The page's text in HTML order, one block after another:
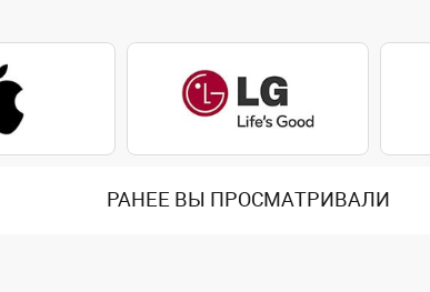
РАНЕЕ ВЫ ПРОСМАТРИВАЛИ